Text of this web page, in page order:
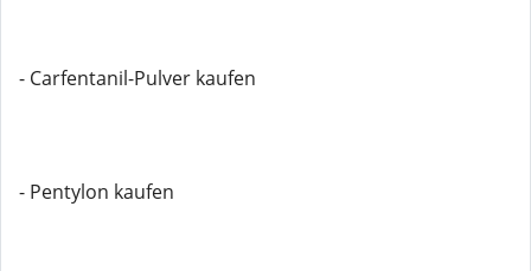
- Carfentanil-Pulver kaufen
- Pentylon kaufen